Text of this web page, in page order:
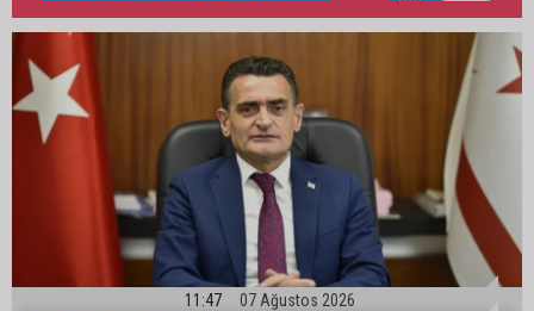
11:47 07 Ağustos 2026